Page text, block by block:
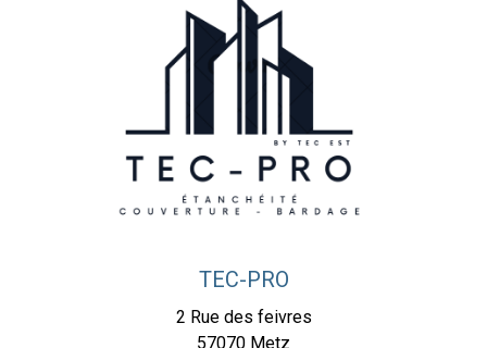
TEC-PRO
2 Rue des feivres
57070 Metz